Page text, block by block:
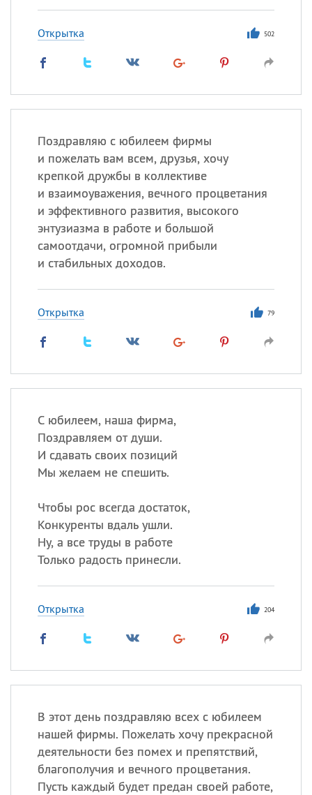
Открытка 502
Поздравляю с юбилеем фирмы
и пожелать вам всем, друзья, хочу
крепкой дружбы в коллективе
и взаимоуважения, вечного процветания
и эффективного развития, высокого
энтузиазма в работе и большой
самоотдачи, огромной прибыли
и стабильных доходов.
Открытка 79
С юбилеем, наша фирма,
Поздравляем от души.
И сдавать своих позиций
Мы желаем не спешить.
Чтобы рос всегда достаток,
Конкуренты вдаль ушли.
Ну, а все труды в работе
Только радость принесли.
Открытка 204
В этот день поздравляю всех с юбилеем
нашей фирмы. Пожелать хочу прекрасной
деятельности без помех и препятствий,
благополучия и вечного процветания.
Пусть каждый будет предан своей работе,